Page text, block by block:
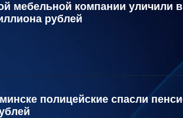
мебельной компании уличили
рублей
полицейские спасли